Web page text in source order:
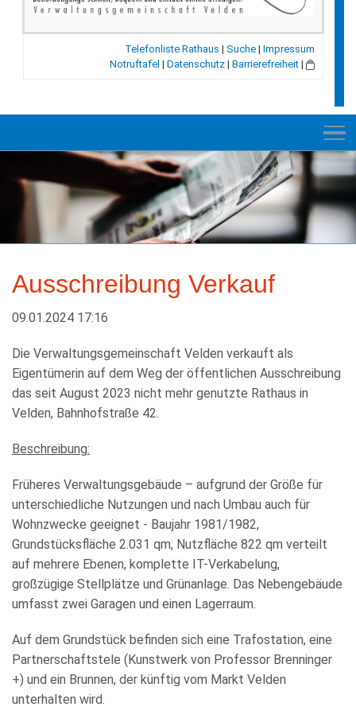
Telefonliste Rathaus | Suche | Impressum
Notruftafel | Datenschutz | Barrierefreiheit |
RATHAUS
GEMEINDE
GESCHICHTE
LEBEN+WOHNEN
BILDUNG+SOZIALES
KULTUR+TOURISMUS
WIRTSCHAFT
Ausschreibung Verkauf
09.01.2024 17:16
Die Verwaltungsgemeinschaft Velden verkauft als
Eigentümerin auf dem Weg der öffentlichen Ausschreibung
das seit August 2023 nicht mehr genutzte Rathaus in
Velden, Bahnhofstraße 42.
Beschreibung:
Früheres Verwaltungsgebäude – aufgrund der Größe für
unterschiedliche Nutzungen und nach Umbau auch für
Wohnzwecke geeignet - Baujahr 1981/1982,
Grundstücksfläche 2.031 qm, Nutzfläche 822 qm verteilt
auf mehrere Ebenen, komplette IT-Verkabelung,
großzügige Stellplätze und Grünanlage. Das Nebengebäude
umfasst zwei Garagen und einen Lagerraum.
Auf dem Grundstück befinden sich eine Trafostation, eine
Partnerschaftstele (Kunstwerk von Professor Brenninger
+) und ein Brunnen, der künftig vom Markt Velden
unterhalten wird.